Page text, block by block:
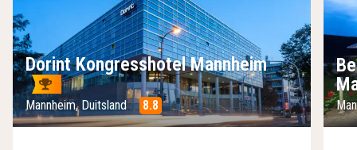
Dorint Kongresshotel Mannheim
Mannheim, Duitsland 8.8